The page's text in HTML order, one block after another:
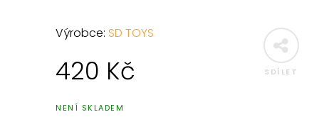
SDÍLET
Výrobce: SD TOYS
420 Kč
NENÍ SKLADEM